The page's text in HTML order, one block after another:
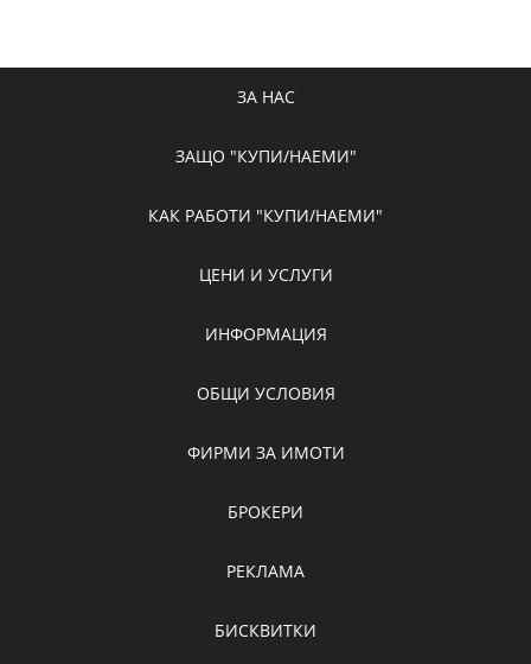
ЗА НАС
ЗАЩО "КУПИ/НАЕМИ"
КАК РАБОТИ "КУПИ/НАЕМИ"
ЦЕНИ И УСЛУГИ
ИНФОРМАЦИЯ
ОБЩИ УСЛОВИЯ
ФИРМИ ЗА ИМОТИ
БРОКЕРИ
РЕКЛАМА
БИСКВИТКИ